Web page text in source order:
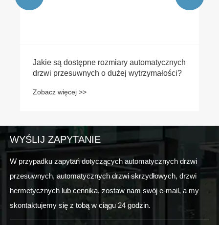
Jakie są dostępne rozmiary automatycznych
drzwi przesuwnych o dużej wytrzymałości?
Zobacz więcej >>
WYŚLIJ ZAPYTANIE
W przypadku zapytań dotyczących automatycznych drzwi
przesuwnych, automatycznych drzwi skrzydłowych, drzwi
hermetycznych lub cennika, zostaw nam swój e-mail, a my
skontaktujemy się z tobą w ciągu 24 godzin.